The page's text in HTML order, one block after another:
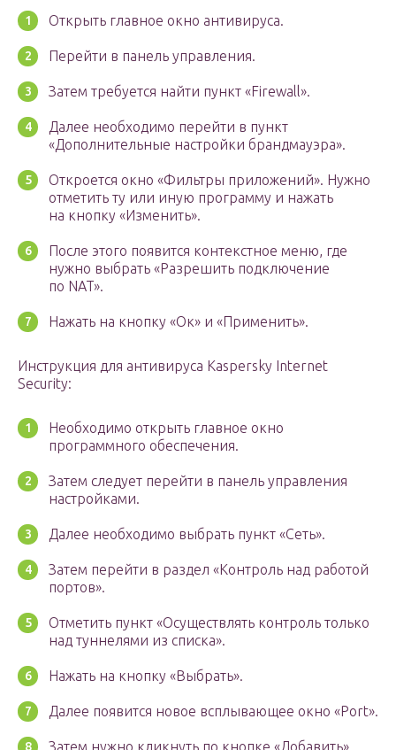
Открыть главное окно антивируса.
Перейти в панель управления.
Затем требуется найти пункт «Firewall».
Далее необходимо перейти в пункт
«Дополнительные настройки брандмауэра».
Откроется окно «Фильтры приложений». Нужно
отметить ту или иную программу и нажать
на кнопку «Изменить».
После этого появится контекстное меню, где
нужно выбрать «Разрешить подключение
по NAT».
Нажать на кнопку «Ок» и «Применить».
Инструкция для антивируса Kaspersky Internet
Security:
Необходимо открыть главное окно
программного обеспечения.
Затем следует перейти в панель управления
настройками.
Далее необходимо выбрать пункт «Сеть».
Затем перейти в раздел «Контроль над работой
портов».
Отметить пункт «Осуществлять контроль только
над туннелями из списка».
Нажать на кнопку «Выбрать».
Далее появится новое всплывающее окно «Port».
Затем нужно кликнуть по кнопке «Добавить».